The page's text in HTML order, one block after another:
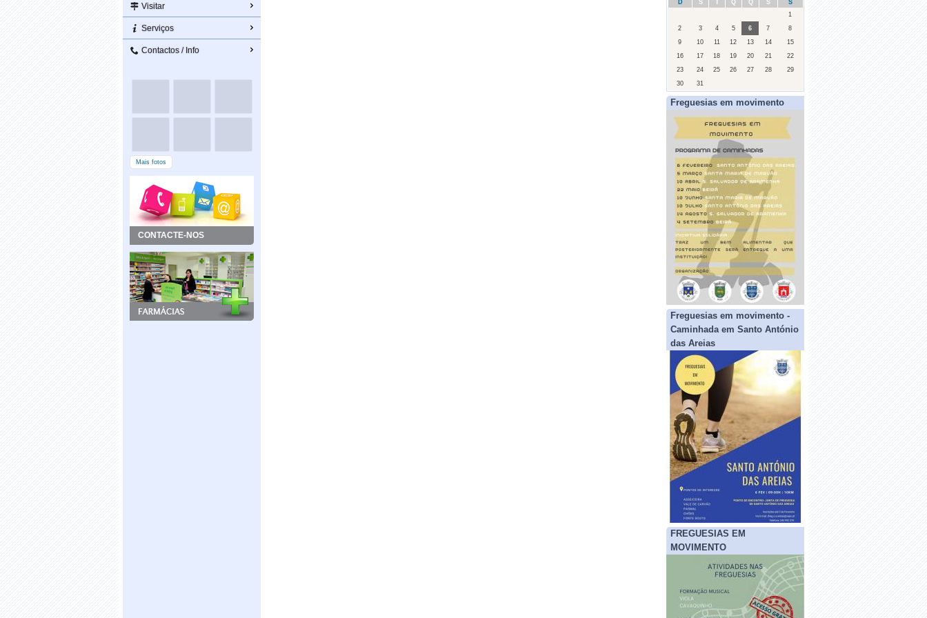
Visitar
Serviços
Contactos / Info
Mais fotos
CONTACTE-NOS
D
S T Q Q S
S
1
2
3 4 5 6 7
8
9
10 11 12 13 14
15
16
17 18 19 20 21
22
23
24 25 26 27 28
29
30
31
Freguesias em movimento
Freguesias em movimento -
Caminhada em Santo António
das Areias
FREGUESIAS EM
MOVIMENTO